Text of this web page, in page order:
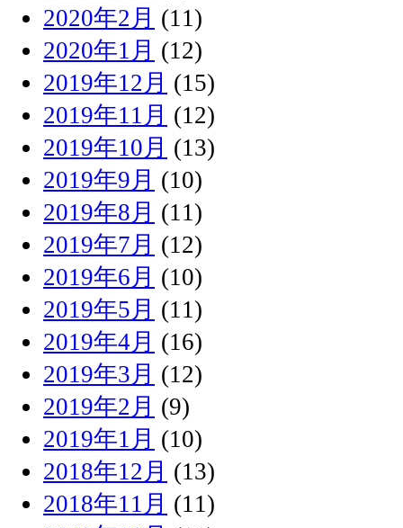
2020年2月 (11)
2020年1月 (12)
2019年12月 (15)
2019年11月 (12)
2019年10月 (13)
2019年9月 (10)
2019年8月 (11)
2019年7月 (12)
2019年6月 (10)
2019年5月 (11)
2019年4月 (16)
2019年3月 (12)
2019年2月 (9)
2019年1月 (10)
2018年12月 (13)
2018年11月 (11)